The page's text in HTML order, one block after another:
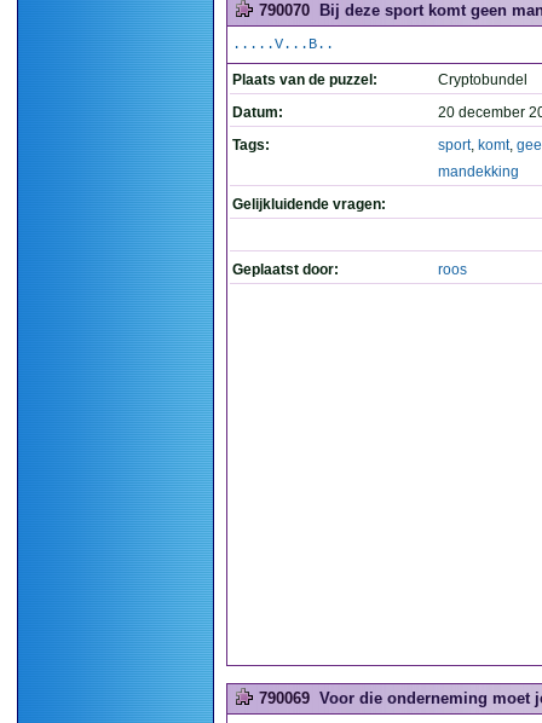
790070 Bij deze sport komt geen
.....V...B..
Plaats van de puzzel:
Cryptobundel
Datum:
20 december
Tags:
sport, komt,
mandekking
Gelijkluidende vragen:
Geplaatst door: roos
790069 Voor die onderneming moet